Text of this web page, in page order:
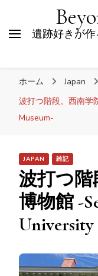
遺跡好きが
ホーム
Japan
波打つ階段。西南学
Museum-
JAPAN 雑記
波打つ
博物館 -
University